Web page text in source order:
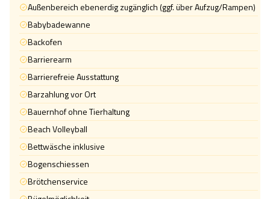
Außenbereich ebenerdig zugänglich (ggf. über Aufzug/Rampen)
Babybadewanne
Backofen
Barrierearm
Barrierefreie Ausstattung
Barzahlung vor Ort
Bauernhof ohne Tierhaltung
Beach Volleyball
Bettwäsche inklusive
Bogenschiessen
Brötchenservice